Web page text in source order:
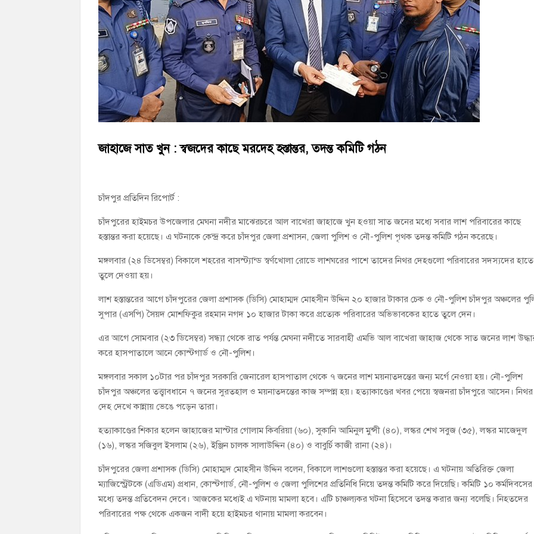
চাঁদপুর জেলা বিএনপির সিনিয়র সহ-সভাপতি মাহবুব আনোয়ার বাবলুর মৃত্যুতে স্মরণ সভা ও দোয়া মাহফিল
চাঁদপুর পৌরসভার ২০৫ কোটি টাকার বাজেট ঘোষণা
কচুয়ায় পৃথক অভিযানে ২০১ পিস ইয়াবা ও ৫০ গ্রাম গাঁজাসহ ৩ মাদক কারবারি গ্রেপ্তার
জাহাজে সাত খুন : স্বজদের কাছে মরদেহ হস্তান্তর, তদন্ত কমিটি গঠন
চাঁদপুর প্রতিদিন রিপোর্ট :
চাঁদপুরের হাইমচর উপজেলার মেঘনা নদীর মাঝেরচরে আল বাখেরা জাহাজে খুন হওয়া সাত জনের মধ্যে সবার লাশ পরিবারের কাছে
হস্তান্তর করা হয়েছে। এ ঘটনাকে কেন্দ্র করে চাঁদপুর জেলা প্রশাসন, জেলা পুলিশ ও নৌ-পুলিশ পৃথক তদন্ত কমিটি গঠন করেছে।
মঙ্গলবার (২৪ ডিসেম্বর) বিকালে শহরের বাসস্ট্যান্ড স্বর্ণখোলা রোডে লাশঘরের পাশে তাদের নিথর দেহগুলো পরিবারের সদস্যদের হাতে
তুলে দেওয়া হয়।
লাশ হস্তান্তরের আগে চাঁদপুরের জেলা প্রশাসক (ডিসি) মোহাম্মদ মোহসীন উদ্দিন ২০ হাজার টাকার চেক ও নৌ-পুলিশ চাঁদপুর অঞ্চলের
সুপার (এসপি) সৈয়দ মোশফিকুর রহমান নগদ ১০ হাজার টাকা করে প্রত্যেক পরিবারের অভিভাবকের হাতে তুলে দেন।
এর আগে সোমবার (২৩ ডিসেম্বর) সন্ধ্যা থেকে রাত পর্যন্ত মেঘনা নদীতে সারবাহী এমভি আল বাখেরা জাহাজ থেকে সাত জনের লাশ
করে হাসপাতালে আনে কোস্টগার্ড ও নৌ-পুলিশ।
মঙ্গলবার সকাল ১০টার পর চাঁদপুর সরকারি জেনারেল হাসপাতাল থেকে ৭ জনের লাশ ময়নাতদন্তের জন্য মর্গে নেওয়া হয়। নৌ-পুলিশ
চাঁদপুর অঞ্চলের তত্ত্বাবধানে ৭ জনের সুরতহাল ও ময়নাতদন্তের কাজ সম্পন্ন হয়। হত্যাকাণ্ডের খবর পেয়ে স্বজনরা চাঁদপুরে আসেন। নিথর
দেহ দেখে কান্নায় ভেঙে পড়েন তারা।
হত্যাকাণ্ডের শিকার হলেন জাহাজের মাস্টার গোলাম কিবরিয়া (৬০), সুকানি আমিনুল মুন্সী (৪০), লস্কর শেখ সবুজ (৩৫), লস্কর মাজেদুল
(১৬), লস্কর সজিবুল ইসলাম (২৬), ইঞ্জিন চালক সালাউদ্দিন (৪০) ও বাবুর্চি কাজী রানা (২৪)।
চাঁদপুরের জেলা প্রশাসক (ডিসি) মোহাম্মদ মোহসীন উদ্দিন বলেন, বিকালে লাশগুলো হস্তান্তর করা হয়েছে। এ ঘটনায় অতিরিক্ত জেলা
ম্যাজিস্ট্রেটকে (এডিএম) প্রধান, কোস্টগার্ড, নৌ-পুলিশ ও জেলা পুলিশের প্রতিনিধি নিয়ে তদন্ত কমিটি করে দিয়েছি। কমিটি ১০ কর্মদিবসের
মধ্যে তদন্ত প্রতিবেদন দেবে। আজকের মধ্যেই এ ঘটনায় মামলা হবে। এটি চাঞ্চল্যকর ঘটনা হিসেবে তদন্ত করার জন্য বলেছি। নিহতদের
পরিবারের পক্ষ থেকে একজন বাদী হয়ে হাইমচর থানায় মামলা করবেন।